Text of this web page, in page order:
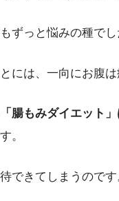
ずっと悩みの種で
には、一向にお腹
「腸もみダイエット
。
できてしまうので